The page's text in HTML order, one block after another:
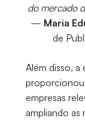
do mercado
— Maria
de
Além disso, a
empresas
ampliando